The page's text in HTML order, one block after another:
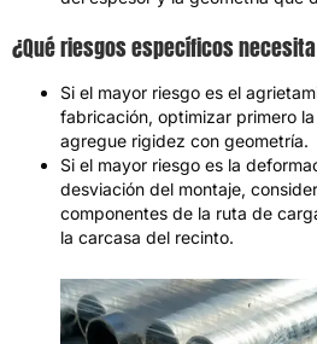
¿Qué riesgos específicos
Si el mayor riesgo es el
fabricación, optimizar primero
agregue rigidez con geometría.
Si el mayor riesgo es la
desviación del montaje,
componentes de la ruta de
la carcasa del recinto.